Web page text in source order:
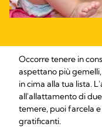
Occorre tenere in
aspettano più
in cima alla tua lista.
all'allattamento di
temere, puoi farcela
gratificanti.